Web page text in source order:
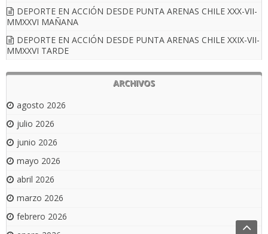
DEPORTE EN ACCIÓN DESDE PUNTA ARENAS CHILE XXX-VII-
MMXXVI MAÑANA
DEPORTE EN ACCIÓN DESDE PUNTA ARENAS CHILE XXIX-VII-
MMXXVI TARDE
ARCHIVOS
agosto 2026
julio 2026
junio 2026
mayo 2026
abril 2026
marzo 2026
febrero 2026